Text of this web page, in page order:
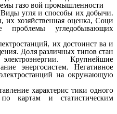
газо вой промышленности
угля и способы их добычи.
их хозяйственная оценка, Соци
проблемы угледобывающих
их достоинст ва и
Доля различных типов стан
Крупнейшие
энергосистем. Негативное
на окружающую
характерис тики одного
картам и статистическим